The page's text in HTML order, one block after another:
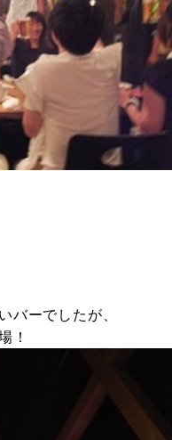
バーでしたが、
！